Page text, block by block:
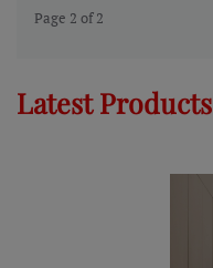
Page 2 of 2
Latest Products